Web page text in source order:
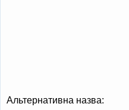
Альтернативна назва: